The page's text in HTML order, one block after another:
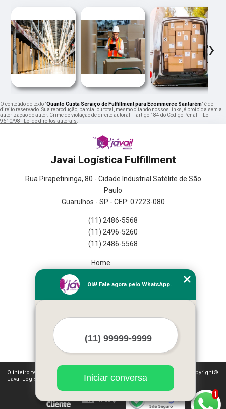
‹ ›
O conteúdo do texto "Quanto Custa Serviço de Fulfillment para Ecommerce Santarém" é de
direito reservado. Sua reprodução, parcial ou total, mesmo citando nossos links, é proibida sem a
autorização do autor. Crime de violação de direito autoral – artigo 184 do Código Penal –
Lei
9610/98 - Lei de direitos autorais
Javai Logística Fulfillment
Rua Pirapetininga, 80 - Cidade Industrial Satélite de São
Paulo
Guarulhos - SP - CEP: 07223-080
(11) 2486-5568
(11) 2496-5260
(11) 2486-5568
Home
Missão
O inteiro teor deste site está sujeito à proteção de direitos autorais. Copyright©
Javai Logística Fulfillment (Lei 9610 de 19/02/1998)
1
Olá! Fale agora pelo WhatsApp.
Iniciar conversa